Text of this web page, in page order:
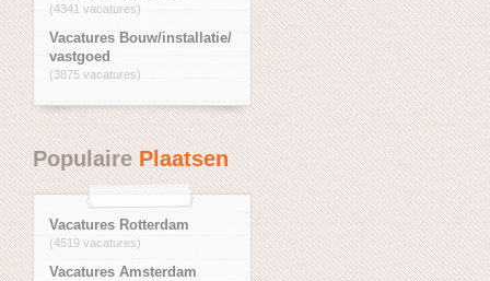
(4341 vacatures)
Vacatures Bouw/installatie/
vastgoed
(3875 vacatures)
Populaire Plaatsen
Vacatures Rotterdam
(4519 vacatures)
Vacatures Amsterdam